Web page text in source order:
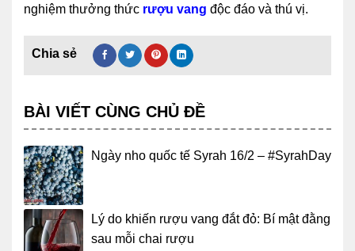
nghiệm thưởng thức rượu vang độc đáo và thú vị.
BÀI VIẾT CÙNG CHỦ ĐỀ
Ngày nho quốc tế Syrah 16/2 – #SyrahDay
Lý do khiến rượu vang đắt đỏ: Bí mật đằng
sau mỗi chai rượu